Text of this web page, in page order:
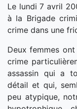
Le lundi 7 avril
à la Brigade
crime dans une
Deux femmes
crime
assassin qui a
détail et qui,
peu atypique,